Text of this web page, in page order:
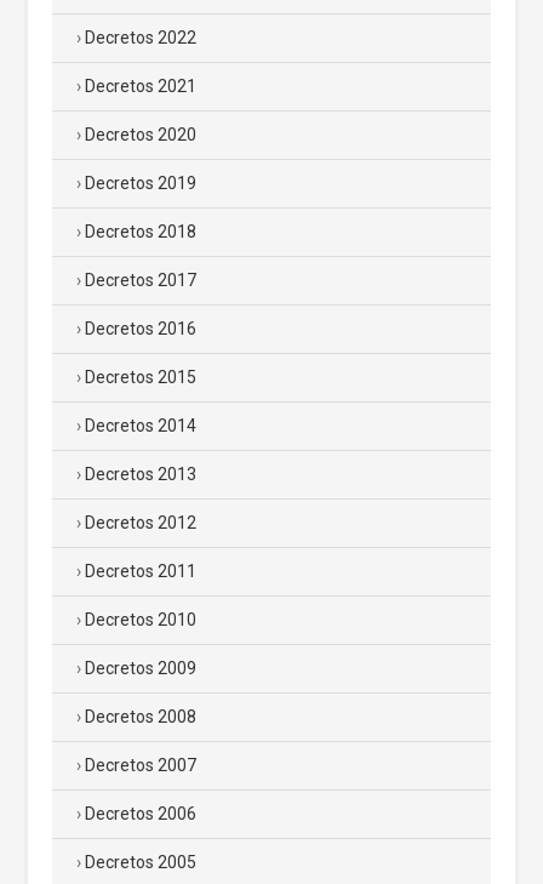
Decretos 2022
Decretos 2021
Decretos 2020
Decretos 2019
Decretos 2018
Decretos 2017
Decretos 2016
Decretos 2015
Decretos 2014
Decretos 2013
Decretos 2012
Decretos 2011
Decretos 2010
Decretos 2009
Decretos 2008
Decretos 2007
Decretos 2006
Decretos 2005